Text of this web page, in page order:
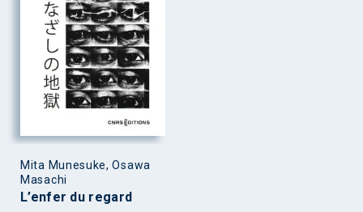
Mita Munesuke, Osawa
Masachi
L’enfer du regard